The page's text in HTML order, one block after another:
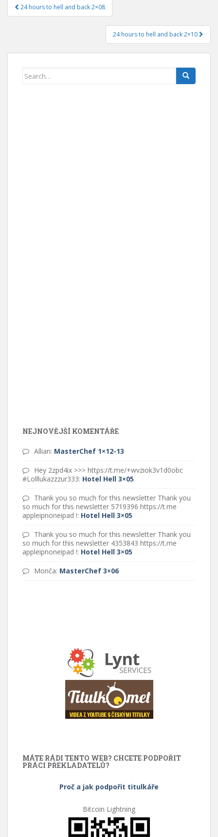
Navigace pro příspěvek
24 hours to hell and back 2×08
24 hours to hell and back 2×10
Search for:
NEJNOVĚJŠÍ KOMENTÁŘE
Allian: MasterChef 1×12-13
Hey 2zpd4ix >>> https://t.me/+wvziok3v1d0obc
#Lolllukazzzur333: Hotel Hell 3×05
Thank you so much for this newsletter Thank you
so much for this newsletter 5719396 https://t.me
appleipnoneipad !: Hotel Hell 3×05
Thank you so much for this newsletter Thank you
so much for this newsletter 4353843 https://t.me
appleipnoneipad !: Hotel Hell 3×05
Monča: MasterChef 3×06
MÁTE RÁDI TENTO WEB? CHCETE PODPOŘIT
PRÁCI PŘEKLADATELŮ?
Proč a jak podpořit titulkáře
Bitcoin Lightning